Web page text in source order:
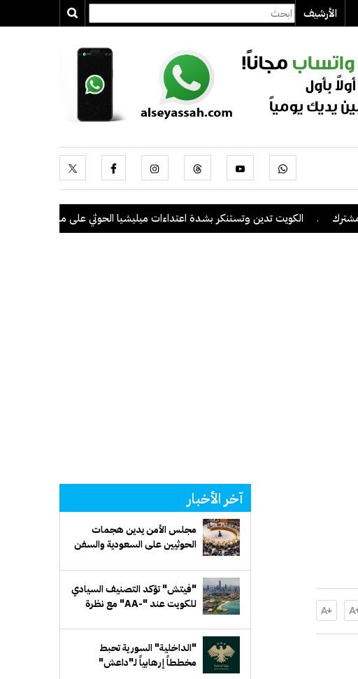
الأرشيف
. الكويت تدين وتستنكر بشدة اعتداءات ميليشيا الحوثي على منطقة نجران السعودية
آخر الأخبار
مجلس الأمن يدين هجمات
الحوثيين على السعودية والسفن
"فيتش" تؤكد التصنيف السيادي
للكويت عند "-AA" مع نظرة
"الداخلية" السورية تحبط
مخططاً إرهابياً لـ"داعش"